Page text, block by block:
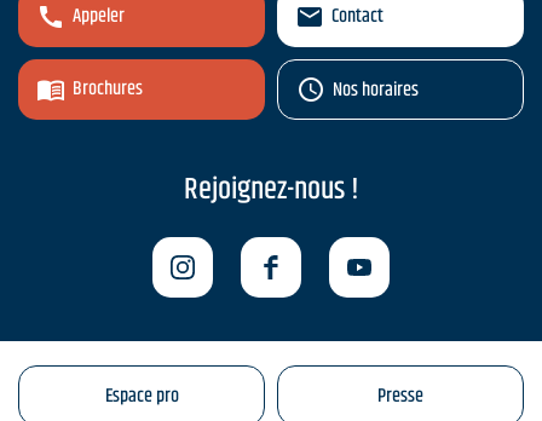
Appeler
Brochures
Contact
Nos horaires
Rejoignez-nous !
Espace pro Presse